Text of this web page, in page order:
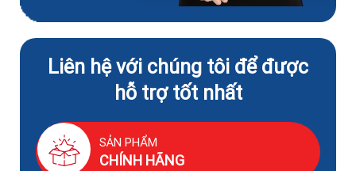
Liên hệ với chúng tôi để được
hỗ trợ tốt nhất
SẢN PHẨM
CHÍNH HÃNG